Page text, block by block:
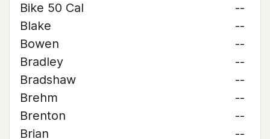
Bike 50 Cal
--
Blake
--
Bowen
--
Bradley
--
Bradshaw
--
Brehm
--
Brenton
--
Brian
--